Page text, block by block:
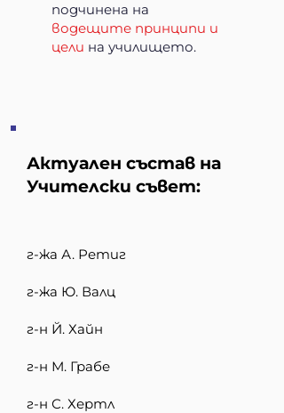
подчинена на
водещите принципи и
цели на училището.
Актуален състав на
Учителски съвет:
г-жа А. Ретиг​
г-жа Ю. Валц
г-н Й. Хайн
г-н М. Грабе
г-н С. Хертл